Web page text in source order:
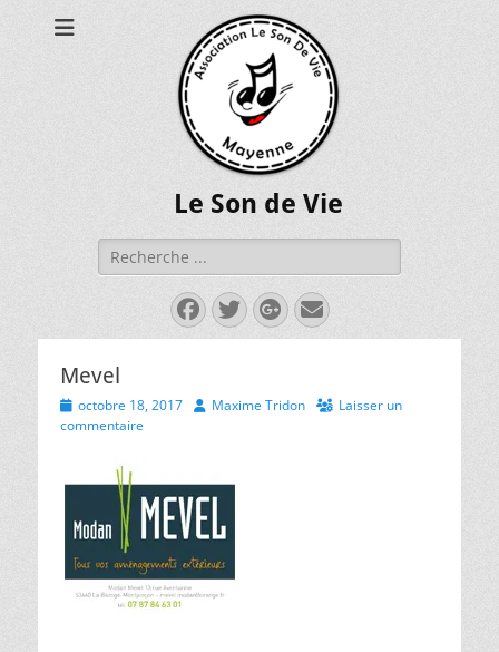
Le Son de Vie
Rechercher :
Facebook
Twitter
Googleplus
E-
mail
Mevel
P
o
e
octobre 18, 2017 A
o
r
Maxime Tridon
Laisser un
commentaire